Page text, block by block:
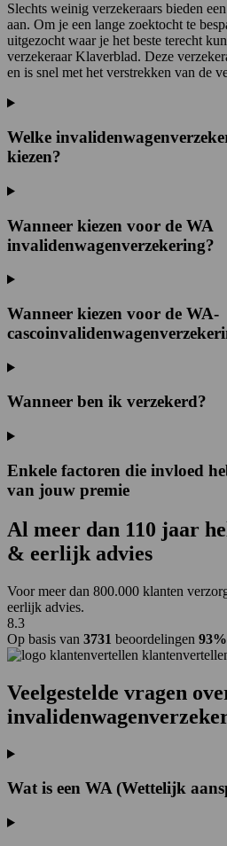
Slechts weinig verzekeraars bieden
aan. Om je een lange zoektocht te
uitgezocht waar je het beste terecht
verzekeraar Klaverblad. Deze
en is snel met het verstrekken van de
Welke
kiezen?
Wanneer kiezen voor de WA
invalidenwagenverzekering?
Wanneer kiezen voor de WA-
Wanneer ben ik verzekerd?
Enkele factoren die invloed
van jouw premie
Al meer dan 110 jaar
& eerlijk advies
Voor meer dan 800.000 klanten
eerlijk advies.
8.3
Op basis van 3731 beoordelingen 93%
Veelgestelde vragen
Wat is een WA (Wettelijk